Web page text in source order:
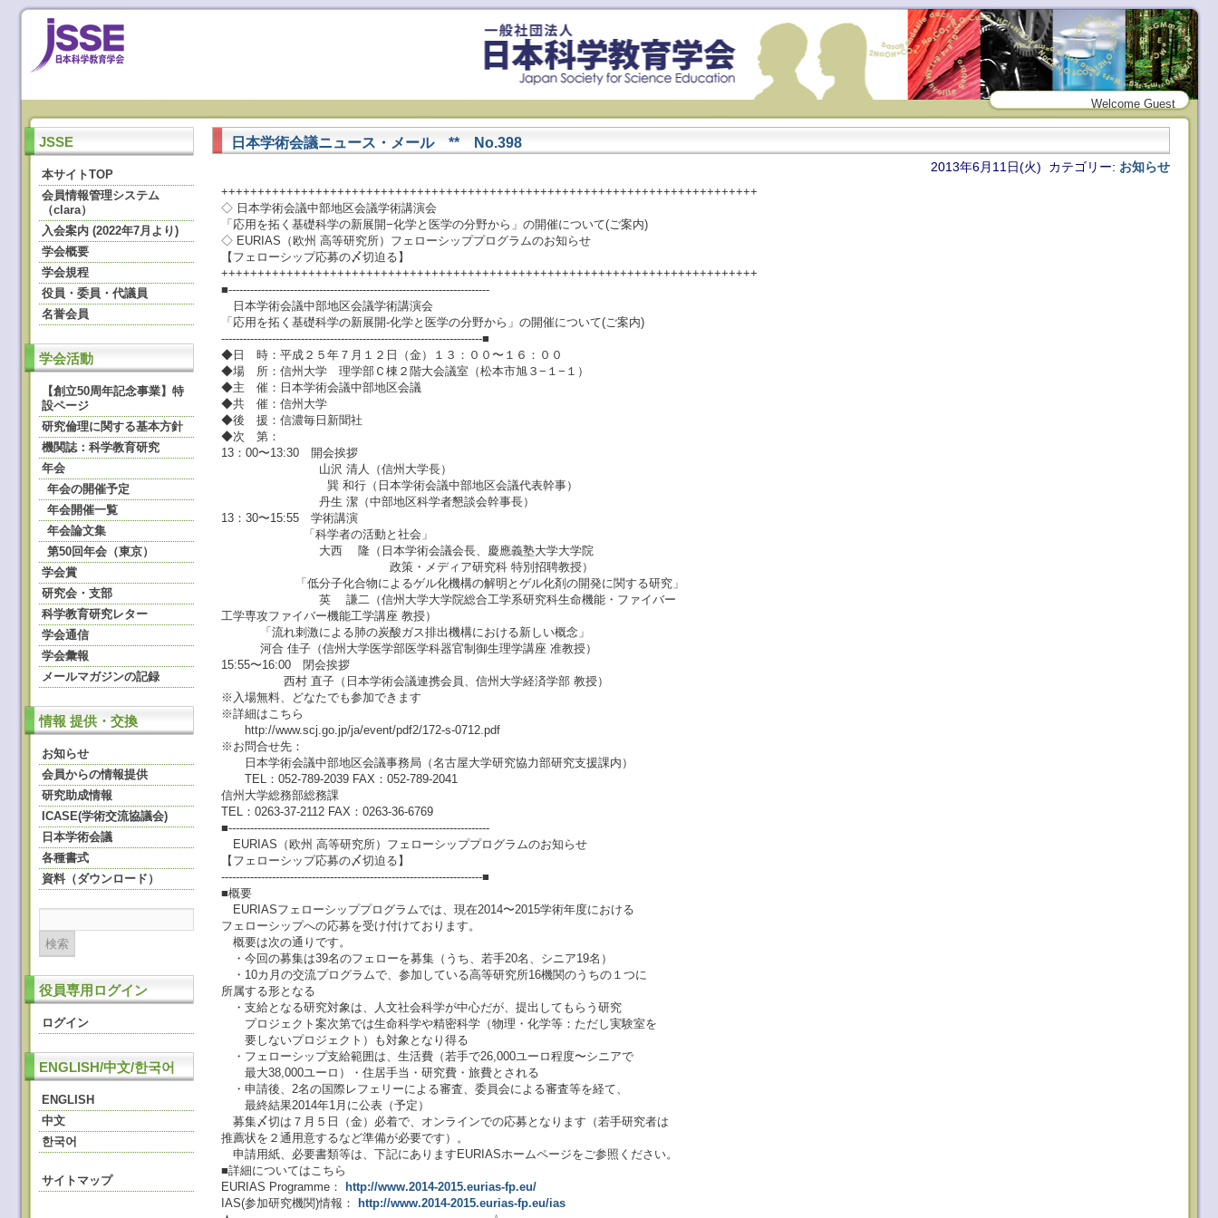
Welcome Guest
JSSE
本サイトTOP
会員情報管理システム
（clara）
入会案内 (2022年7月より)
学会概要
学会規程
役員・委員・代議員
名誉会員
学会活動
【創立50周年記念事業】特
設ページ
研究倫理に関する基本方針
機関誌：科学教育研究
年会
年会の開催予定
年会開催一覧
年会論文集
第50回年会（東京）
学会賞
研究会・支部
科学教育研究レター
学会通信
学会彙報
メールマガジンの記録
情報 提供・交換
お知らせ
会員からの情報提供
研究助成情報
ICASE(学術交流協議会)
日本学術会議
各種書式
資料（ダウンロード）
役員専用ログイン
ログイン
ENGLISH/中文/한국어
ENGLISH
中文
한국어
サイトマップ
日本学術会議ニュース・メール ** No.398
2013年6月11日(火) カテゴリー: お知らせ
++++++++++++++++++++++++++++++++++++++++++++++++++++++++++++++++++++++++++
◇ 日本学術会議中部地区会議学術講演会
「応用を拓く基礎科学の新展開−化学と医学の分野から」の開催について(ご案内)
◇ EURIAS（欧州 高等研究所）フェローシッププログラムのお知らせ
【フェローシップ応募の〆切迫る】
++++++++++++++++++++++++++++++++++++++++++++++++++++++++++++++++++++++++++
■------------------------------------------------------------------------
日本学術会議中部地区会議学術講演会
「応用を拓く基礎科学の新展開‐化学と医学の分野から」の開催について(ご案内)
------------------------------------------------------------------------■
◆日 時：平成２５年７月１２日（金）１３：００〜１６：００
◆場 所：信州大学 理学部Ｃ棟２階大会議室（松本市旭３−１−１）
◆主 催：日本学術会議中部地区会議
◆共 催：信州大学
◆後 援：信濃毎日新聞社
◆次 第：
13：00〜13:30 開会挨拶
山沢 清人（信州大学長）
巽 和行（日本学術会議中部地区会議代表幹事）
丹生 潔（中部地区科学者懇談会幹事長）
13：30〜15:55 学術講演
「科学者の活動と社会」
大西 隆（日本学術会議会長、慶應義塾大学大学院
政策・メディア研究科 特別招聘教授）
「低分子化合物によるゲル化機構の解明とゲル化剤の開発に関する研究」
英 謙二（信州大学大学院総合工学系研究科生命機能・ファイバー
工学専攻ファイバー機能工学講座 教授）
「流れ刺激による肺の炭酸ガス排出機構における新しい概念」
河合 佳子（信州大学医学部医学科器官制御生理学講座 准教授）
15:55〜16:00 閉会挨拶
西村 直子（日本学術会議連携会員、信州大学経済学部 教授）
※入場無料、どなたでも参加できます
※詳細はこちら
http://www.scj.go.jp/ja/event/pdf2/172-s-0712.pdf
※お問合せ先：
日本学術会議中部地区会議事務局（名古屋大学研究協力部研究支援課内）
TEL：052-789-2039 FAX：052-789-2041
信州大学総務部総務課
TEL：0263-37-2112 FAX：0263-36-6769
■------------------------------------------------------------------------
EURIAS（欧州 高等研究所）フェローシッププログラムのお知らせ
【フェローシップ応募の〆切迫る】
------------------------------------------------------------------------■
■概要
EURIASフェローシッププログラムでは、現在2014〜2015学術年度における
フェローシップへの応募を受け付けております。
概要は次の通りです。
・今回の募集は39名のフェローを募集（うち、若手20名、シニア19名）
・10カ月の交流プログラムで、参加している高等研究所16機関のうちの１つに
所属する形となる
・支給となる研究対象は、人文社会科学が中心だが、提出してもらう研究
プロジェクト案次第では生命科学や精密科学（物理・化学等：ただし実験室を
要しないプロジェクト）も対象となり得る
・フェローシップ支給範囲は、生活費（若手で26,000ユーロ程度〜シニアで
最大38,000ユーロ）・住居手当・研究費・旅費とされる
・申請後、2名の国際レフェリーによる審査、委員会による審査等を経て、
最終結果2014年1月に公表（予定）
募集〆切は７月５日（金）必着で、オンラインでの応募となります（若手研究者は
推薦状を２通用意するなど準備が必要です）。
申請用紙、必要書類等は、下記にありますEURIASホームページをご参照ください。
■詳細についてはこちら
EURIAS Programme：
http://www.2014-2015.eurias-fp.eu/
IAS(参加研究機関)情報：
http://www.2014-2015.eurias-fp.eu/ias